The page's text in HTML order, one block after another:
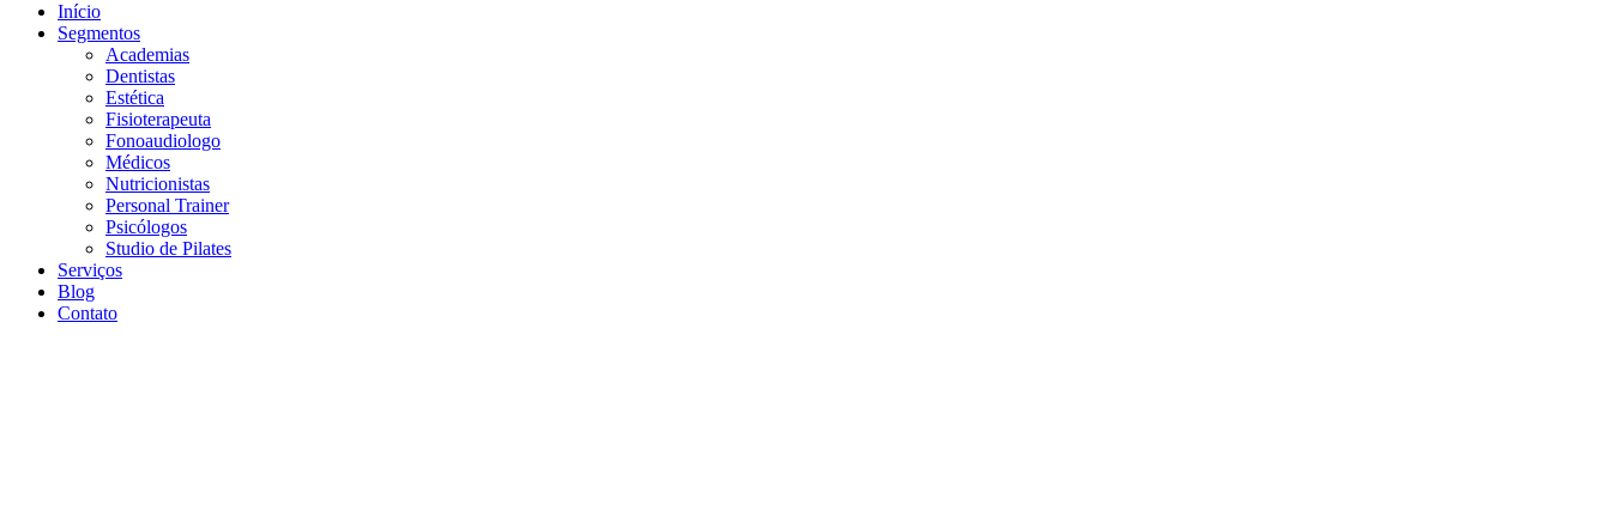
Início
Segmentos
Academias
Dentistas
Estética
Fisioterapeuta
Fonoaudiologo
Médicos
Nutricionistas
Personal Trainer
Psicólogos
Studio de Pilates
Serviços
Blog
Contato